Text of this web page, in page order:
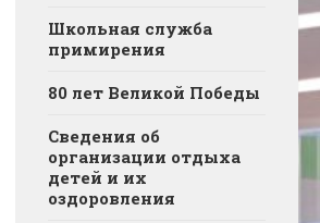
Школьная служба
примирения
80 лет Великой Победы
Сведения об
организации отдыха
детей и их
оздоровления